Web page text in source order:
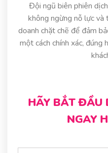
Đội ngũ biên phiên
không ngừng nỗ lực và
doanh chặt chẽ để đảm
một cách chính xác, đúng
HÃY BẮT ĐẦU
NGAY